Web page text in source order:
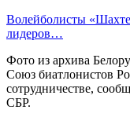
Волейболисты
лидеров…
Фото из архива
Союз биатлонистов
сотрудничестве,
СБР.